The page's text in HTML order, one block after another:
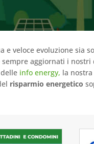
e veloce evoluzione
aggiornati i
info energy, la nostra
risparmio energetico